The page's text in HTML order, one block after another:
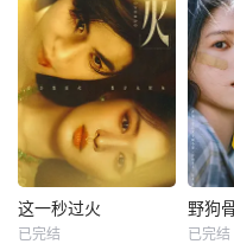
这一秒过火
已完结
野狗
已完结